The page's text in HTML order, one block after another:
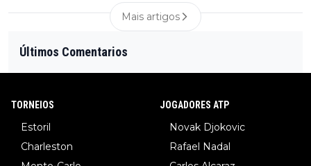
Mais artigos
Últimos Comentarios
TORNEIOS
Estoril
Charleston
JOGADORES ATP
Novak Djokovic
Rafael Nadal